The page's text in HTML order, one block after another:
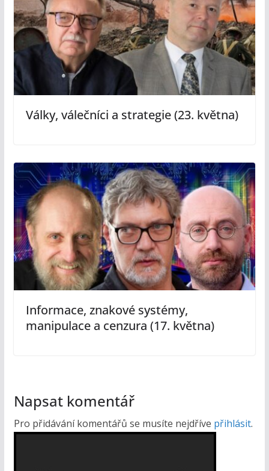
Války, válečníci a strategie (23. května)
Informace, znakové systémy,
manipulace a cenzura (17. května)
Napsat komentář
Pro přidávání komentářů se musíte nejdříve přihlásit.